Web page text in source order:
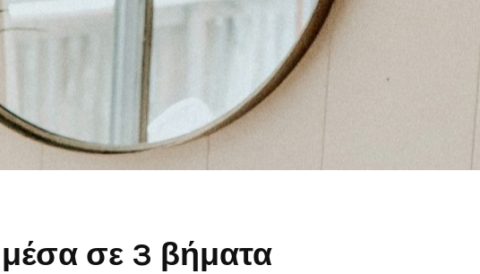
μέσα σε 3 βήματα